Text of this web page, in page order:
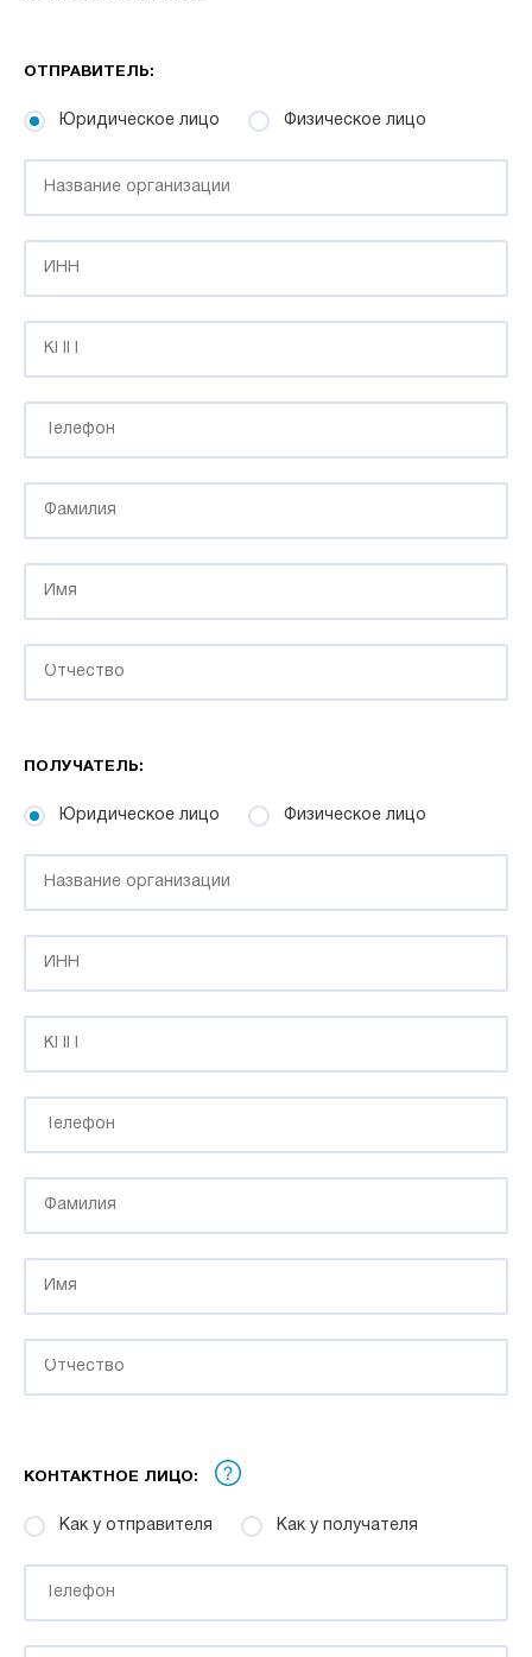
ОТПРАВИТЕЛЬ:
Юридическое лицо Физическое лицо
ПОЛУЧАТЕЛЬ:
Юридическое лицо Физическое лицо
КОНТАКТНОЕ ЛИЦО:
Как у отправителя Как у получателя